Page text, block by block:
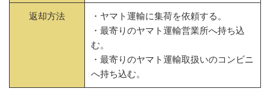
返却方法
・ヤマト運輸に集荷を依頼する。
・最寄りのヤマト運輸営業所へ持ち込
む。
・最寄りのヤマト運輸取扱いのコンビニ
へ持ち込む。